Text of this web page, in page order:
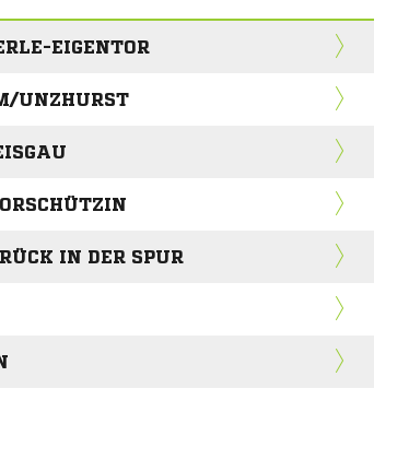
EIGENTOR
UNZHURST
IN DER SPUR